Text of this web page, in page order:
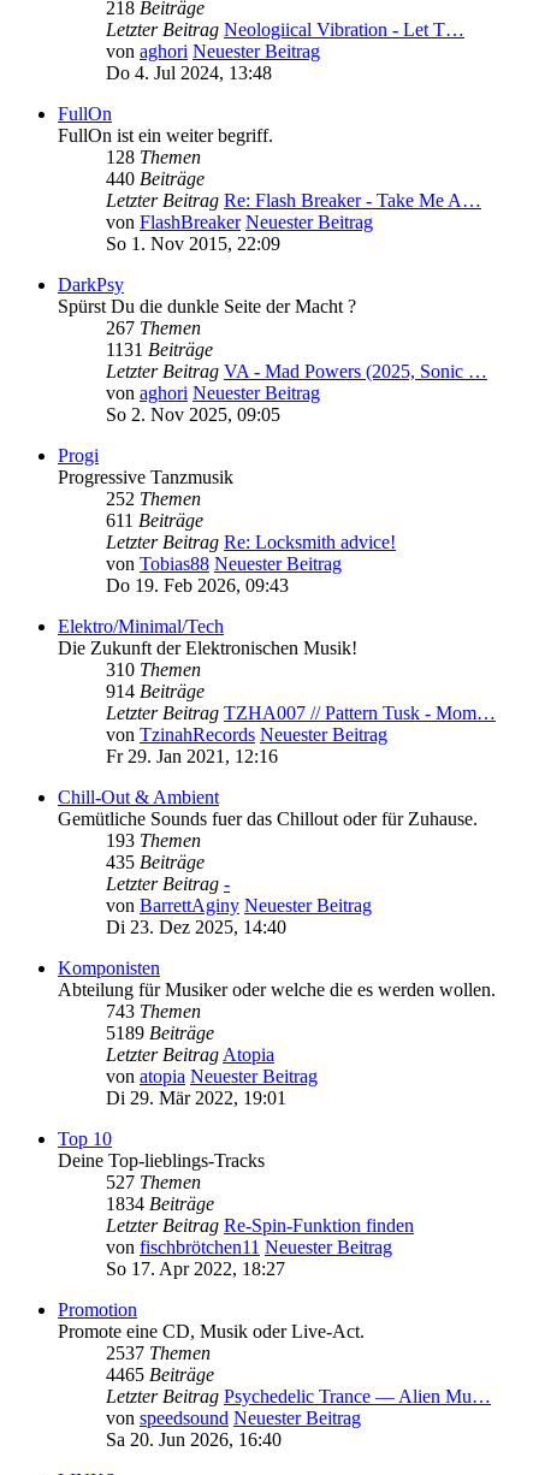
218 Beiträge
Letzter Beitrag Neologiical Vibration - Let T…
von aghori Neuester Beitrag
Do 4. Jul 2024, 13:48
FullOn
FullOn ist ein weiter begriff.
128 Themen
440 Beiträge
Letzter Beitrag Re: Flash Breaker - Take Me A…
von FlashBreaker Neuester Beitrag
So 1. Nov 2015, 22:09
DarkPsy
Spürst Du die dunkle Seite der Macht ?
267 Themen
1131 Beiträge
Letzter Beitrag VA - Mad Powers (2025, Sonic …
von aghori Neuester Beitrag
So 2. Nov 2025, 09:05
Progi
Progressive Tanzmusik
252 Themen
611 Beiträge
Letzter Beitrag Re: Locksmith advice!
von Tobias88 Neuester Beitrag
Do 19. Feb 2026, 09:43
Elektro/Minimal/Tech
Die Zukunft der Elektronischen Musik!
310 Themen
914 Beiträge
Letzter Beitrag TZHA007 // Pattern Tusk - Mom…
von TzinahRecords Neuester Beitrag
Fr 29. Jan 2021, 12:16
Chill-Out & Ambient
Gemütliche Sounds fuer das Chillout oder für Zuhause.
193 Themen
435 Beiträge
Letzter Beitrag -
von BarrettAginy Neuester Beitrag
Di 23. Dez 2025, 14:40
Komponisten
Abteilung für Musiker oder welche die es werden wollen.
743 Themen
5189 Beiträge
Letzter BeitragAtopia
von atopia Neuester Beitrag
Di 29. Mär 2022, 19:01
Top 10
Deine Top-lieblings-Tracks
527 Themen
1834 Beiträge
Letzter Beitrag Re-Spin-Funktion finden
von fischbrötchen11 Neuester Beitrag
So 17. Apr 2022, 18:27
Promotion
Promote eine CD, Musik oder Live-Act.
2537 Themen
4465 Beiträge
Letzter Beitrag Psychedelic Trance — Alien Mu…
von speedsound Neuester Beitrag
Sa 20. Jun 2026, 16:40